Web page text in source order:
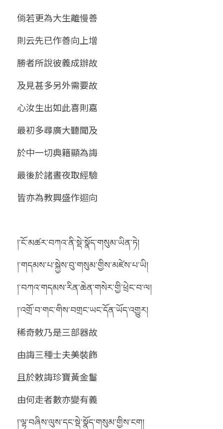
倘若更為大生離慢善
則云先已作善向上增
勝者所說彼義成辦故
及見甚多另外需要故
心汝生出如此喜則嘉
最初多尋廣大聽聞及
於中一切典籍顯為誨
最後於諸晝夜取經驗
皆亦為教興盛作迴向
།་ངོ་མཚར་བཀའ་ནི་སྡེ་སྣོད་གསུམ་ཡིན་ཏེ།
།་གདམས་པ་སྐྱེས་བུ་གསུམ་གྱིས་མཛེས་པ་ཡི།
།་བཀའ་གདམས་རིན་ཆེན་གསེར་གྱི་ཕྲེང་བ་ལ།
།་འགྲོ་བ་གང་གིས་བགྲང་ཡང་དོན་ཡོད་འགྱུར།
稀奇敕乃是三部器故
由誨三種士夫美裝飾
且於敕誨珍寶黃金鬘
由何走者數亦變有義
།་ལྷ་བཞིས་ལུས་དང་སྡེ་སྣོད་གསུམ་གྱིས་ངག།